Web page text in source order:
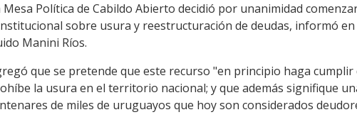
Mesa Política de Cabildo Abierto decidió por unanimidad
sobre usura y reestructuración de deudas, informó
Manini Ríos.
que se pretende que este recurso "en principio haga
la usura en el territorio nacional; y que además signifique
de miles de uruguayos que hoy son considerados